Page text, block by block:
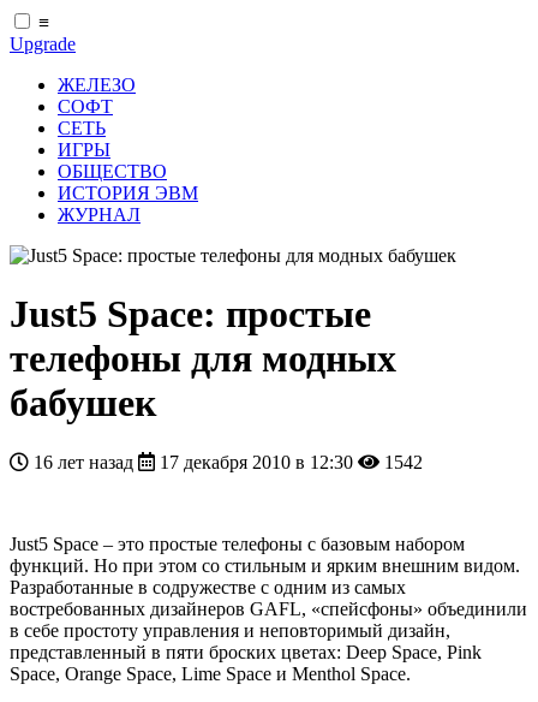
≡
Upgrade
ЖЕЛЕЗО
СОФТ
СЕТЬ
ИГРЫ
ОБЩЕСТВО
ИСТОРИЯ ЭВМ
ЖУРНАЛ
Just5 Space: простые
телефоны для модных
бабушек
16 лет назад 17 декабря 2010 в 12:30 1542
Just5 Space – это простые телефоны с базовым набором
функций. Но при этом со стильным и ярким внешним видом.
Разработанные в содружестве с одним из самых
востребованных дизайнеров GAFL, «спейсфоны» объединили
в себе простоту управления и неповторимый дизайн,
представленный в пяти броских цветах: Deep Space, Pink
Space, Orange Space, Lime Space и Menthol Space.